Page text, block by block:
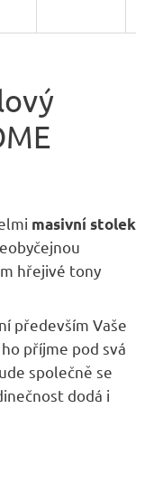
masivnístolek
hřejivé tony
především Vaše
ho příjme pod svá
společně se
dodá i